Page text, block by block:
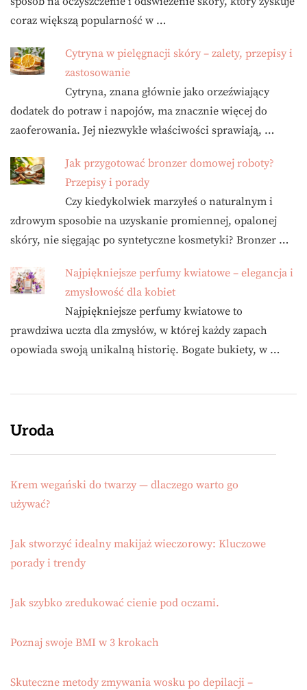
coraz większą popularność w …
Cytryna w pielęgnacji skóry – zalety, przepisy i
zastosowanie
Cytryna, znana głównie jako orzeźwiający
dodatek do potraw i napojów, ma znacznie więcej do
zaoferowania. Jej niezwykłe właściwości sprawiają, …
Jak przygotować bronzer domowej roboty?
Przepisy i porady
Czy kiedykolwiek marzyłeś o naturalnym i
zdrowym sposobie na uzyskanie promiennej, opalonej
skóry, nie sięgając po syntetyczne kosmetyki? Bronzer …
Najpiękniejsze perfumy kwiatowe – elegancja i
zmysłowość dla kobiet
Najpiękniejsze perfumy kwiatowe to
prawdziwa uczta dla zmysłów, w której każdy zapach
opowiada swoją unikalną historię. Bogate bukiety, w …
Uroda
Krem wegański do twarzy — dlaczego warto go
używać?
Jak stworzyć idealny makijaż wieczorowy: Kluczowe
porady i trendy
Jak szybko zredukować cienie pod oczami.
Poznaj swoje BMI w 3 krokach
Skuteczne metody zmywania wosku po depilacji –